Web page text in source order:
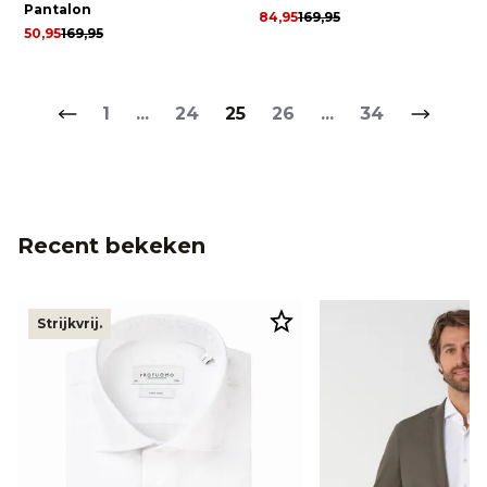
Pantalon
169,95
50,95
169,95
84,95
1 ... 24 25 26 ... 34
Recent bekeken
Strijkvrij.